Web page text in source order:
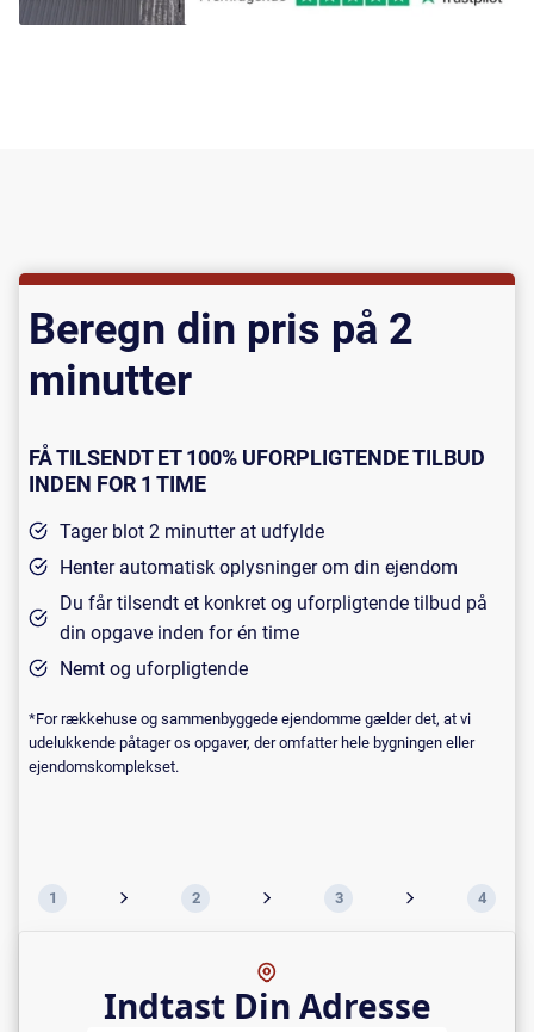
Beregn din pris på 2
minutter
FÅ TILSENDT ET 100% UFORPLIGTENDE TILBUD
INDEN FOR 1 TIME
Tager blot 2 minutter at udfylde
Henter automatisk oplysninger om din ejendom
Du får tilsendt et konkret og uforpligtende tilbud på
din opgave inden for én time
Nemt og uforpligtende
*For rækkehuse og sammenbyggede ejendomme gælder det, at vi
udelukkende påtager os opgaver, der omfatter hele bygningen eller
ejendomskomplekset.
1 2 3 4
Indtast Din Adresse